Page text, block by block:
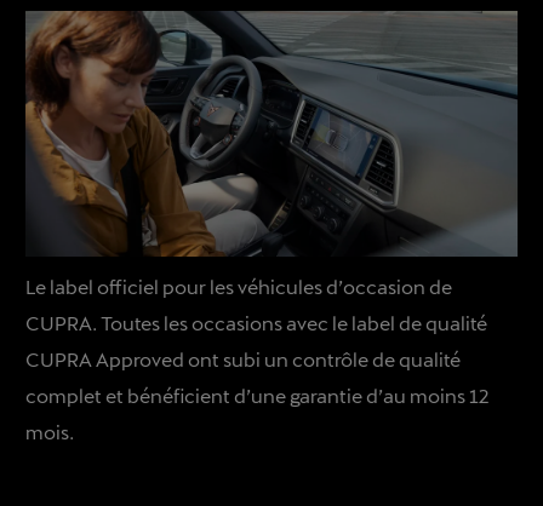
Le label officiel pour les véhicules d’occasion de
CUPRA. Toutes les occasions avec le label de qualité
CUPRA Approved ont subi un contrôle de qualité
complet et bénéficient d’une garantie d’au moins 12
mois.